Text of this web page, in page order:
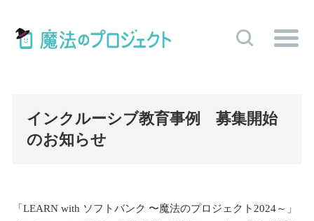
インクルーシブ教育事例 募集開始
のお知らせ
「LEARN with ソフトバンク 〜魔法のプロジェクト2024～」